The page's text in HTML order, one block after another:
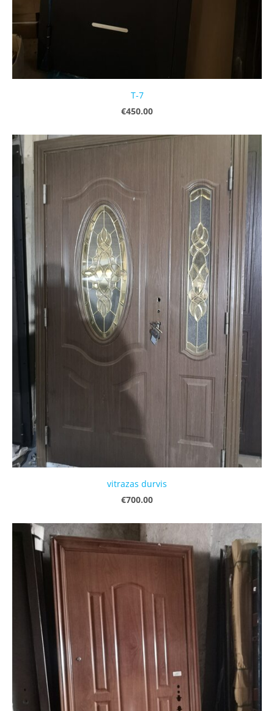
T-7
€450.00
vitrazas durvis
€700.00